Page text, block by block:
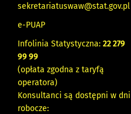
sekretariatuswaw@stat.gov.pl
e-PUAP
Infolinia Statystyczna: 22 279
99 99
(opłata zgodna z taryfą
operatora)
Konsultanci są dostępni w dni
robocze: